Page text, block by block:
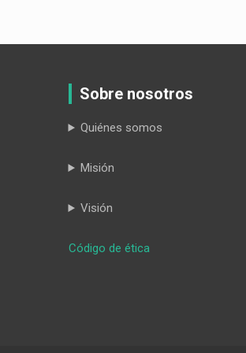
Sobre nosotros
Quiénes somos
Misión
Visión
Código de ética: